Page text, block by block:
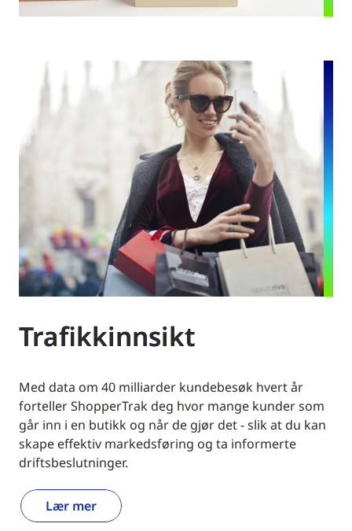
Trafikkinnsikt
Med data om 40 milliarder kundebesøk hvert år
forteller ShopperTrak deg hvor mange kunder som
går inn i en butikk og når de gjør det - slik at du kan
skape effektiv markedsføring og ta informerte
driftsbeslutninger.
Lær mer